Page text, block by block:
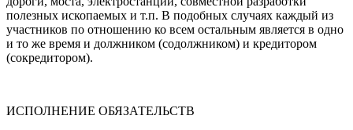
полезных ископаемых и т.п. В подобных случаях каждый из
участников по отношению ко всем остальным является в одно
и то же время и должником (содолжником) и кредитором
(сокредитором).
ИСПОЛНЕНИЕ ОБЯЗАТЕЛЬСТВ